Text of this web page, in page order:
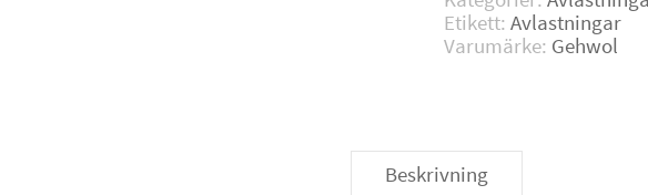
Etikett: Avlastningar
Varumärke: Gehwol
Beskrivning